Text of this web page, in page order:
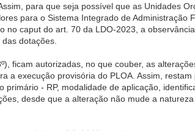
para que seja possível que as Unidades
para o Sistema Integrado de Administração
no caput do art. 70 da LDO-2023, a
dotações.
ficam autorizadas, no que couber, as
a execução provisória do PLOA. Assim,
primário - RP, modalidade de aplicação,
desde que a alteração não mude a